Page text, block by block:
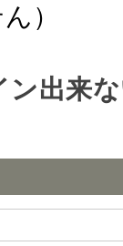
）
ン出来